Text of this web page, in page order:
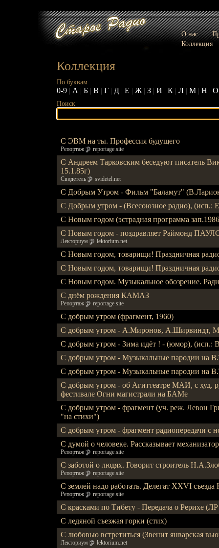
О нас
Коллекция
Коллекция
По буквам
0-9| А | Б| В | Г| Д| Е | Ж| З| И | К| Л| М| Н | О
Поиск
С ЭВМ на ты. Профессия будущего
Репортаж reportage.site
С Андреем Тарковским беседуют писатель
15.1.85г)
Свидетель svidetel.net
С Добрым Утром - Фильм "Баламут"
С Добрым утром - (Всесоюзное радио), (исп.:
С Новым годом (эстрадная программа
С Новым годом - поздравляет Раймонд
Лекториум lektorium.net
С Новым годом, товарищи! Праздничная
С Новым годом, товарищи! Праздничная
С Новым годом. Музыкальное обозрение.
С днём рождения КАМАЗ
Репортаж reportage.site
С добрым утром (фрагмент, 1960)
С добрым утром - А.Миронов, А.Ширвиндт,
С добрым утром - Зима идёт ! - (юмор), (исп.:
С добрым утром - Музыкальные пародии на
С добрым утром - Музыкальные пародии на
С добрым утром - об Агиттеатре МАИ, с худ.
фестивале Огни магистрали на БАМе
С добрым утром - фрагмент (уч. реж. Левон
"на стихи")
С добрым утром - фрагмент радиопередачи с
С думой о человеке. Рассказывает
Репортаж reportage.site
С заботой о людях. Говорит строитель
Репортаж reportage.site
С землей надо работать. Делегат XXVI
Репортаж reportage.site
С красками по Тибету - Передача о Рерихе
С ледяной съезжая горки (стих)
С любовью встретиться (Звенит январская
Лекториум lektorium.net